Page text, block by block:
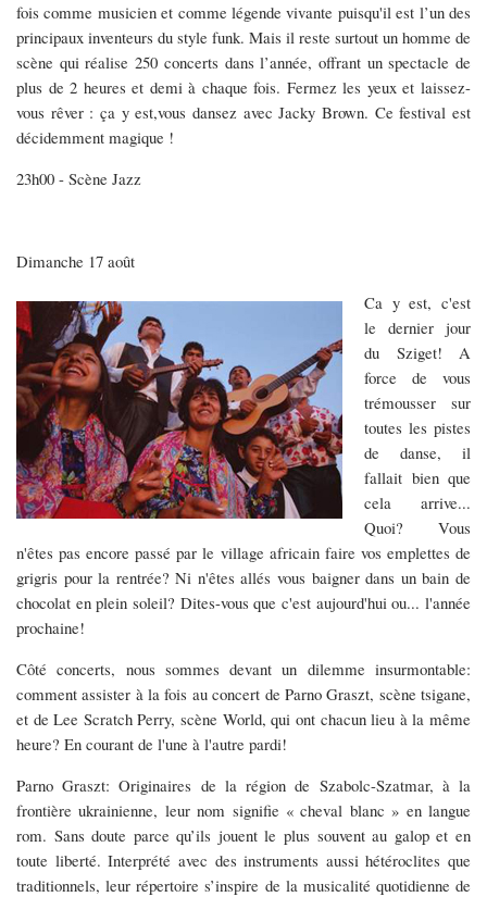
fois comme musicien et comme légende vivante puisqu'il est l’un des
principaux inventeurs du style funk. Mais il reste surtout un homme de
scène qui réalise 250 concerts dans l’année, offrant un spectacle de
plus de 2 heures et demi à chaque fois. Fermez les yeux et laissez-
vous rêver : ça y est,vous dansez avec Jacky Brown. Ce festival est
décidemment magique !
23h00 - Scène Jazz
Dimanche 17 août
Ca y est, c'est
le dernier jour
du Sziget! A
force de vous
trémousser sur
toutes les pistes
de danse, il
fallait bien que
cela arrive...
Quoi? Vous
n'êtes pas encore passé par le village africain faire vos emplettes de
grigris pour la rentrée? Ni n'êtes allés vous baigner dans un bain de
chocolat en plein soleil? Dites-vous que c'est aujourd'hui ou... l'année
prochaine!
Côté concerts, nous sommes devant un dilemme insurmontable:
comment assister à la fois au concert de Parno Graszt, scène tsigane,
et de Lee Scratch Perry, scène World, qui ont chacun lieu à la même
heure? En courant de l'une à l'autre pardi!
Parno Graszt: Originaires de la région de Szabolc-Szatmar, à la
frontière ukrainienne, leur nom signifie « cheval blanc » en langue
rom. Sans doute parce qu’ils jouent le plus souvent au galop et en
toute liberté. Interprété avec des instruments aussi hétéroclites que
traditionnels, leur répertoire s’inspire de la musicalité quotidienne de